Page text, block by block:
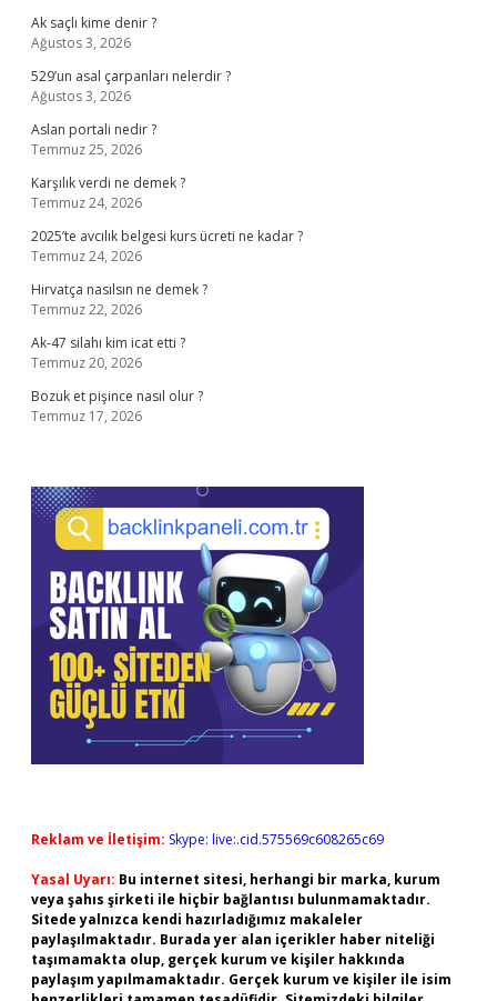
Ak saçlı kime denir ?
Ağustos 3, 2026
529’un asal çarpanları nelerdir ?
Ağustos 3, 2026
Aslan portali nedir ?
Temmuz 25, 2026
Karşılık verdi ne demek ?
Temmuz 24, 2026
2025’te avcılık belgesi kurs ücreti ne kadar ?
Temmuz 24, 2026
Hirvatça nasılsın ne demek ?
Temmuz 22, 2026
Ak-47 silahı kim icat etti ?
Temmuz 20, 2026
Bozuk et pişince nasıl olur ?
Temmuz 17, 2026
Reklam ve İletişim: Skype: live:.cid.575569c608265c69
Yasal Uyarı: Bu internet sitesi, herhangi bir marka, kurum
veya şahıs şirketi ile hiçbir bağlantısı bulunmamaktadır.
Sitede yalnızca kendi hazırladığımız makaleler
paylaşılmaktadır. Burada yer alan içerikler haber niteliği
taşımamakta olup, gerçek kurum ve kişiler hakkında
paylaşım yapılmamaktadır. Gerçek kurum ve kişiler ile isim